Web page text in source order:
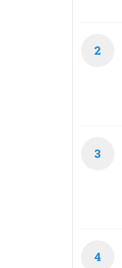
2
3
4